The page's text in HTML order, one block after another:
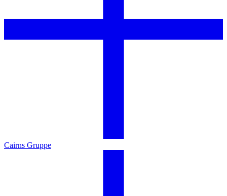
Cairns Gruppe